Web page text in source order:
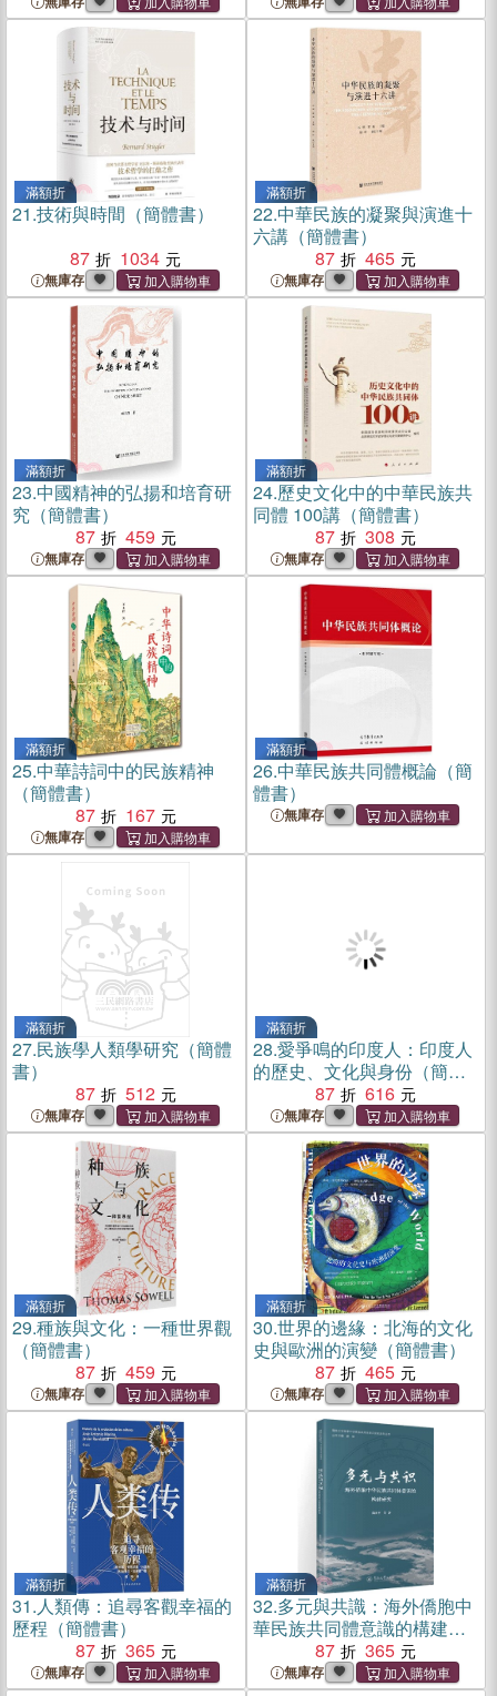
滿額折
21.技術與時間（簡體書）
87
1034
無庫存
滿額折
22.中華民族的凝聚與演進十
六講（簡體書）
87
465
無庫存
滿額折
23.中國精神的弘揚和培育研
究（簡體書）
87
459
無庫存
滿額折
24.歷史文化中的中華民族共
同體 100講（簡體書）
87
308
無庫存
滿額折
25.中華詩詞中的民族精神
（簡體書）
87
167
無庫存
滿額折
26.中華民族共同體概論（簡
體書）
無庫存
滿額折
27.民族學人類學研究（簡體
書）
87
512
無庫存
滿額折
28.愛爭鳴的印度人：印度人
的歷史、文化與身份（簡體
87 616
無庫存
滿額折
29.種族與文化：一種世界觀
（簡體書）
87
459
無庫存
滿額折
30.世界的邊緣：北海的文化
史與歐洲的演變（簡體書）
87
465
無庫存
滿額折
31.人類傳：追尋客觀幸福的
歷程（簡體書）
87
365
無庫存
滿額折
32.多元與共識：海外僑胞中
華民族共同體意識的構建研
究（簡體書）
87 365
無庫存